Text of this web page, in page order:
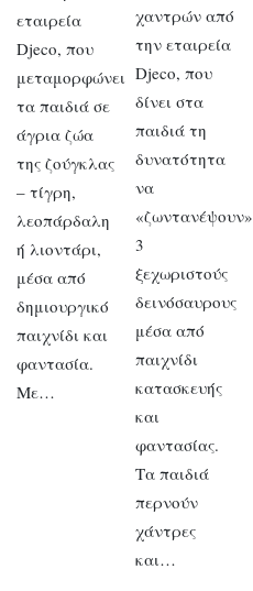
εταιρεία
Djeco, που
μεταμορφώνει
τα παιδιά σε
άγρια ζώα
της ζούγκλας
– τίγρη,
λεοπάρδαλη
ή λιοντάρι,
μέσα από
δημιουργικό
παιχνίδι και
φαντασία.
Με…
χαντρών από
την εταιρεία
Djeco, που
δίνει στα
παιδιά τη
δυνατότητα
να
«ζωντανέψουν»
3
ξεχωριστούς
δεινόσαυρους
μέσα από
παιχνίδι
κατασκευής
και
φαντασίας.
Τα παιδιά
περνούν
χάντρες
και…